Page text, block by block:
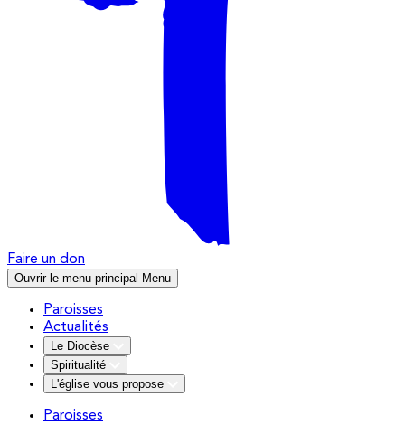
Faire un don
Ouvrir le menu principal Menu
Paroisses
Actualités
Le Diocèse
Spiritualité
L'église vous propose
Paroisses